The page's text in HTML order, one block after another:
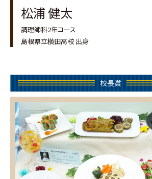
松浦 健太
調理師科2年コース
島根県立横田高校 出身
校長賞